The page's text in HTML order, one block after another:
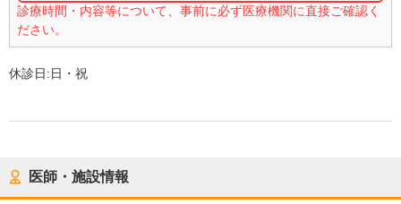
診療時間・内容等について、事前に必ず医療機関に直接ご確認く
ださい。
休診日:日・祝
医師・施設情報